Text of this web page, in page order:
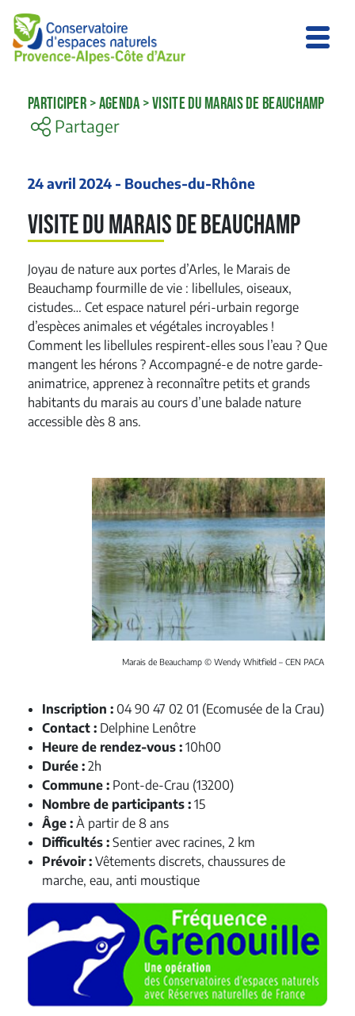
PARTICIPER >AGENDA >VISITE DU MARAIS DE BEAUCHAMP
Partager
24 avril 2024 - Bouches-du-Rhône
Visite du Marais de Beauchamp
Joyau de nature aux portes d’Arles, le Marais de
Beauchamp fourmille de vie : libellules, oiseaux,
cistudes… Cet espace naturel péri-urbain regorge
d’espèces animales et végétales incroyables !
Comment les libellules respirent-elles sous l’eau ? Que
mangent les hérons ? Accompagné-e de notre garde-
animatrice, apprenez à reconnaître petits et grands
habitants du marais au cours d’une balade nature
accessible dès 8 ans.
Marais de Beauchamp © Wendy Whitfield – CEN PACA
Inscription : 04 90 47 02 01 (Ecomusée de la Crau)
Contact : Delphine Lenôtre
Heure de rendez-vous : 10h00
Durée : 2h
Commune : Pont-de-Crau (13200)
Nombre de participants : 15
Âge : À partir de 8 ans
Difficultés : Sentier avec racines, 2 km
Prévoir : Vêtements discrets, chaussures de
marche, eau, anti moustique